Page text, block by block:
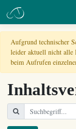
Aufgrund technischer
leider aktuell nicht alle
beim Aufrufen